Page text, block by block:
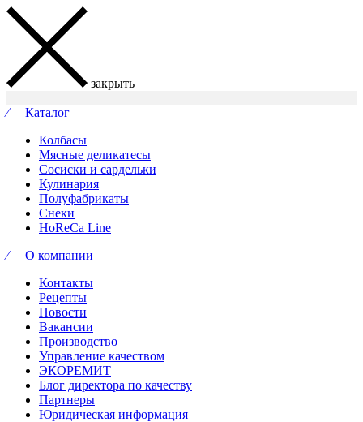
закрыть
⁄ Каталог
Колбасы
Мясные деликатесы
Сосиски и сардельки
Кулинария
Полуфабрикаты
Снеки
HoReCa Line
⁄ О компании
Контакты
Рецепты
Новости
Вакансии
Производство
Управление качеством
ЭКОРЕМИТ
Блог директора по качеству
Партнеры
Юридическая информация